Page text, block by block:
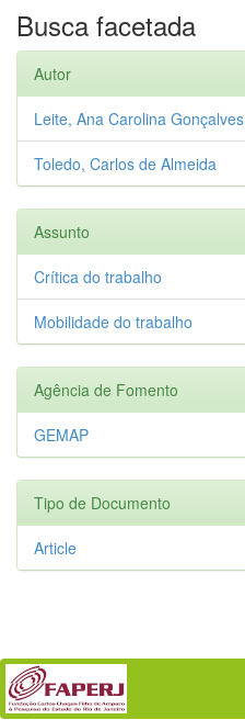
Busca facetada
Autor
Leite, Ana Carolina Gonçalves
Toledo, Carlos de Almeida
Assunto
Crítica do trabalho
Mobilidade do trabalho
Agência de Fomento
GEMAP
Tipo de Documento
Article